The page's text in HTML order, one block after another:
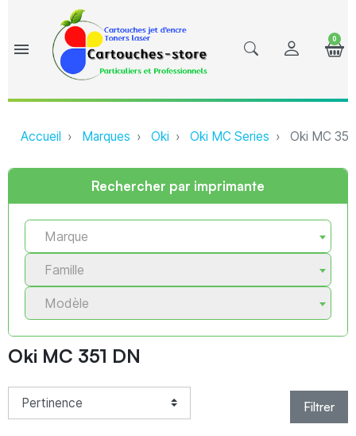
menu
0
Accueil Marques Oki Oki MC Series Oki MC
Rechercher par imprimante
Marque
Famille
Modèle
Oki MC 351 DN
Filtrer